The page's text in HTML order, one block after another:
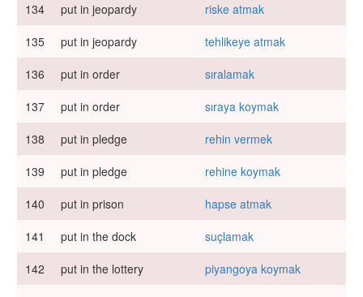
134
put in jeopardy
riske atmak
135
put in jeopardy
tehlikeye atmak
136
put in order
sıralamak
137
put in order
sıraya koymak
138
put in pledge
rehin vermek
139
put in pledge
rehine koymak
140
put in prison
hapse atmak
141
put in the dock
suçlamak
142
put in the lottery
piyangoya koymak